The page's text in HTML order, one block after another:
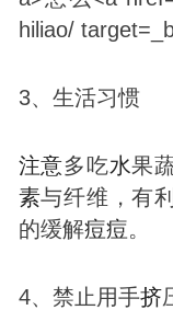
3、生活习惯
注意多吃水果
素与纤维，有
的缓解痘痘。
4、禁止用手挤